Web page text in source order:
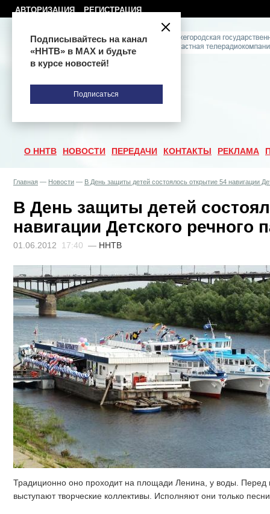
АВТОРИЗАЦИЯ РЕГИСТРАЦИЯ
О ННТВ НОВОСТИ ПЕРЕДАЧИ КОНТАКТЫ РЕКЛАМА
Главная — Новости — В День защиты детей состоялось открытие 54 навигации
В День защиты детей
навигации Детского речного
01.06.2012 17:40 — ННТВ
Традиционно оно проходит на площади Ленина, у воды.
выступают творческие коллективы. Исполняют они только
Подписывайтесь на канал
«ННТВ» в МАХ и будьте
в курсе новостей!
Подписаться